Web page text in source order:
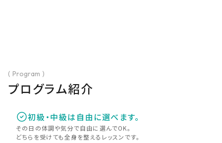
( Program )
プログラム紹介
初級・中級は自由に選べます。
その日の体調や気分で自由に選んでOK。
どちらを受けても全身を整えるレッスンです。